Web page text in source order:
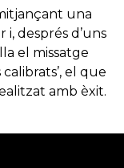
una
després d’uns
el missatge
el que
amb èxit.